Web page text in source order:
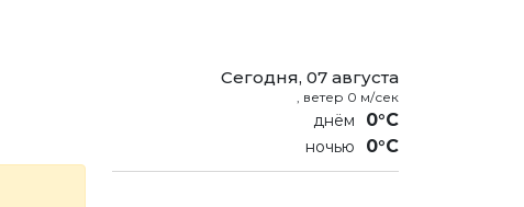
Сегодня, 07 августа
, ветер 0 м/сек
0°C
0°C